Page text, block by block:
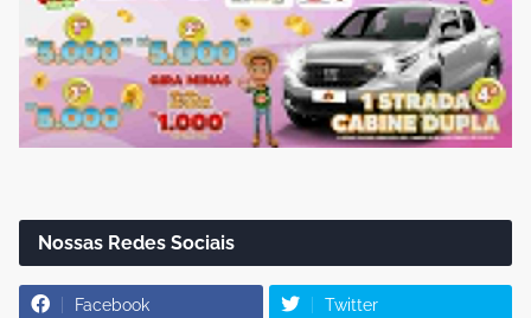
Nossas Redes Sociais
Facebook Twitter